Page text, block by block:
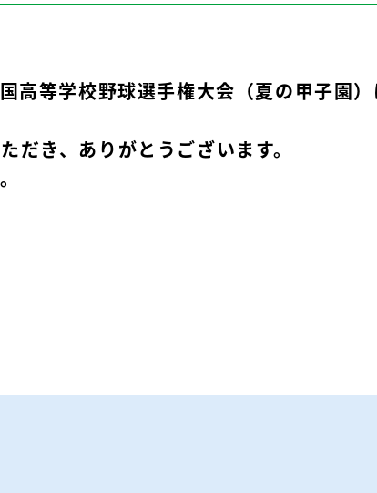
高等学校野球選手権大会（夏の甲子園
だき、ありがとうございます。